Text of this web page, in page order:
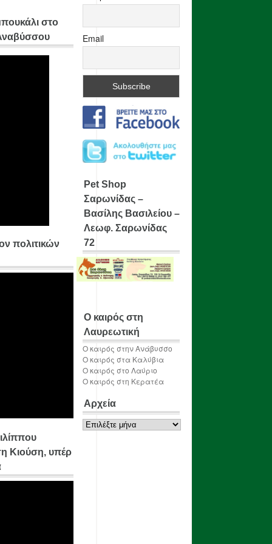
στο
πολιτικών
Κιούση, υπέρ
Email
Pet Shop
Σαρωνίδας –
Βασίλης Βασιλείου –
Λεωφ. Σαρωνίδας
72
Ο καιρός στη
Λαυρεωτική
Ο καιρός στην Ανάβυσσο
Ο καιρός στα Καλύβια
Ο καιρός στο Λαύριο
Ο καιρός στη Κερατέα
Αρχεία
Αρχεία